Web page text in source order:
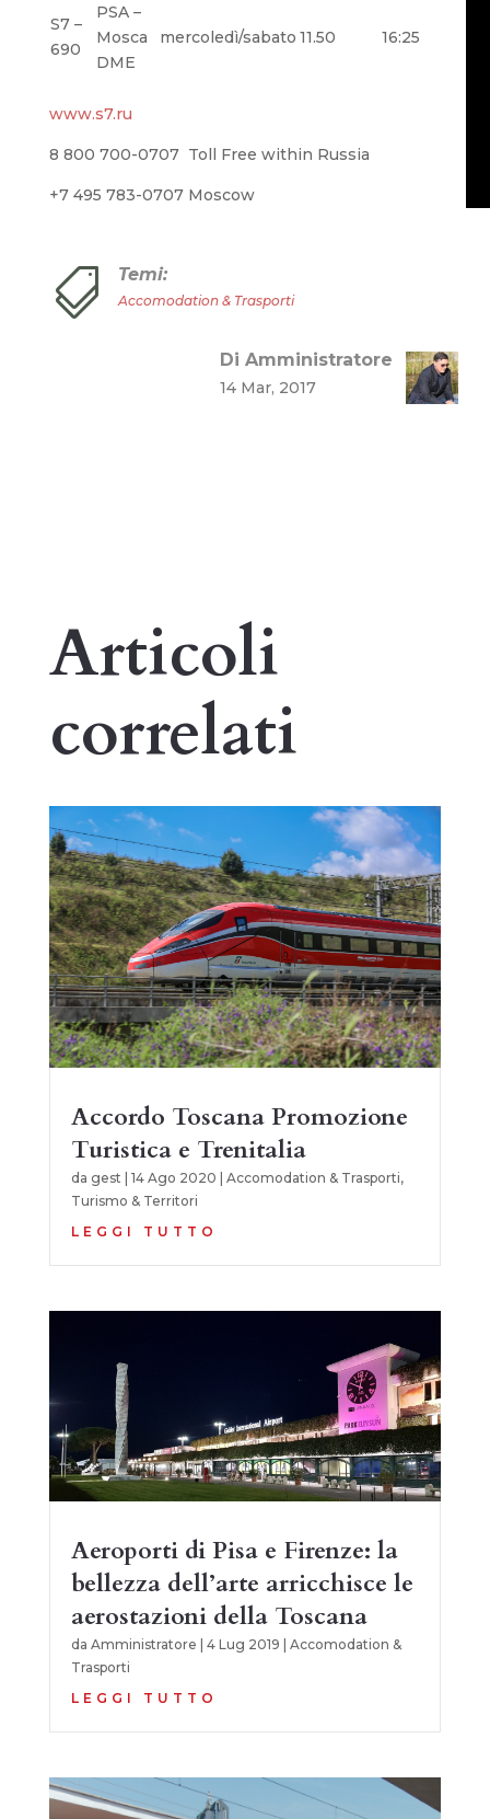
S7 –
690
PSA –
Mosca
DME
mercoledì/sabato 11.50 16:25
www.s7.ru
8 800 700-0707 Toll Free within Russia
+7 495 783-0707 Moscow
 Temi:
Accomodation & Trasporti
Di Amministratore
14 Mar, 2017
Articoli
correlati
Accordo Toscana Promozione
Turistica e Trenitalia
da gest 14 Ago 2020 Accomodation & Trasporti,
Turismo & Territori
LEGGI TUTTO
Aeroporti di Pisa e Firenze: la
bellezza dell’arte arricchisce le
aerostazioni della Toscana
da Amministratore 4 Lug 2019
Accomodation &
Trasporti
LEGGI TUTTO